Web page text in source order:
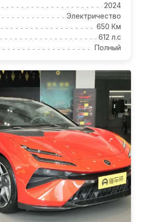
2024
Электричество
650 Км
612 л.с
Полный